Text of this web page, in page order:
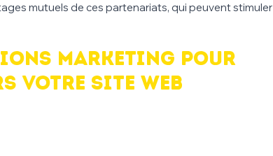
mutuels de ces partenariats, qui peuvent stimuler
marketing pour
votre site web